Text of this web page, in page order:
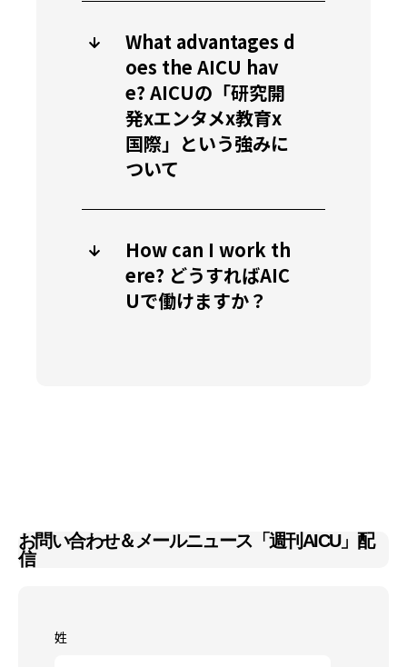
What advantages d
oes the AICU hav
e? AICUの「研究開
発xエンタメx教育x
国際」という強みに
ついて
How can I work th
ere? どうすればAIC
Uで働けますか？
お問い合わせ＆メールニュース「週刊AICU」配
信
姓